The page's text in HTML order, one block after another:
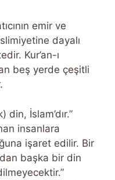
emir ve
dayalı
Kur’an-ı
beş yerde çeşitli
din, İslam’dır.”
insanlara
işaret edilir. Bir
başka bir din